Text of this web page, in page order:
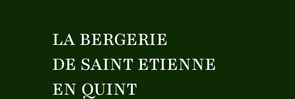
LA BERGERIE
DE SAINT ETIENNE
EN QUINT